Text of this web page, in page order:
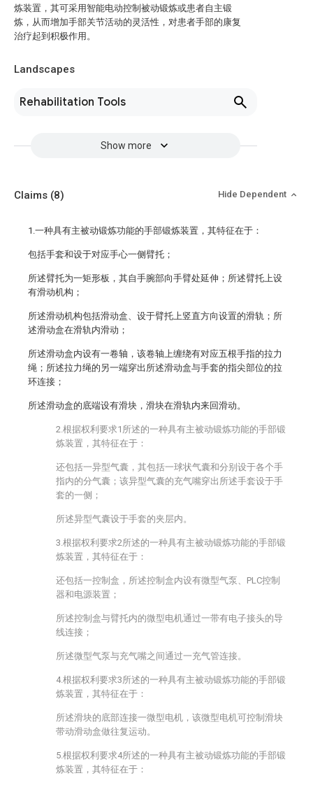
炼装置，其可采用智能电动控制被动锻炼或患者自主锻
炼，从而增加手部关节活动的灵活性，对患者手部的康复
治疗起到积极作用。
Landscapes
Rehabilitation Tools
Show more
Claims (8) Hide Dependent
1.一种具有主被动锻炼功能的手部锻炼装置，其特征在于：
包括手套和设于对应手心一侧臂托；
所述臂托为一矩形板，其自手腕部向手臂处延伸；所述臂托上设
有滑动机构；
所述滑动机构包括滑动盒、设于臂托上竖直方向设置的滑轨；所
述滑动盒在滑轨内滑动；
所述滑动盒内设有一卷轴，该卷轴上缠绕有对应五根手指的拉力
绳；所述拉力绳的另一端穿出所述滑动盒与手套的指尖部位的拉
环连接；
所述滑动盒的底端设有滑块，滑块在滑轨内来回滑动。
2.根据权利要求1所述的一种具有主被动锻炼功能的手部锻
炼装置，其特征在于：
还包括一异型气囊，其包括一球状气囊和分别设于各个手
指内的分气囊；该异型气囊的充气嘴穿出所述手套设于手
套的一侧；
所述异型气囊设于手套的夹层内。
3.根据权利要求2所述的一种具有主被动锻炼功能的手部锻
炼装置，其特征在于：
还包括一控制盒，所述控制盒内设有微型气泵、PLC控制
器和电源装置；
所述控制盒与臂托内的微型电机通过一带有电子接头的导
线连接；
所述微型气泵与充气嘴之间通过一充气管连接。
4.根据权利要求3所述的一种具有主被动锻炼功能的手部锻
炼装置，其特征在于：
所述滑块的底部连接一微型电机，该微型电机可控制滑块
带动滑动盒做往复运动。
5.根据权利要求4所述的一种具有主被动锻炼功能的手部锻
炼装置，其特征在于：